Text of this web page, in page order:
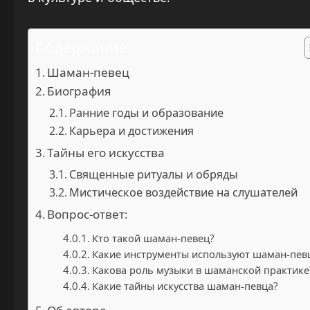
Шаман-певец
Биография
Ранние годы и образование
Карьера и достижения
Тайны его искусства
Священные ритуалы и обряды
Мистическое воздействие на слушателей
Вопрос-ответ:
Кто такой шаман-певец?
Какие инструменты используют шаман-
Какова роль музыки в шаманской
Какие тайны искусства шаман-певца?